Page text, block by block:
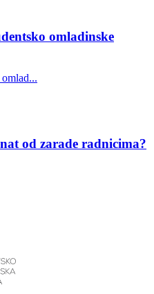
omladinske
od zarade radnicima?